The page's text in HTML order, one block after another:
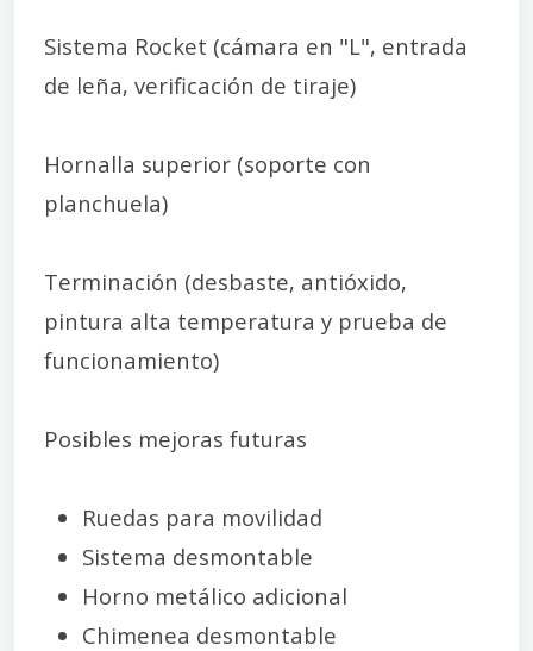
Sistema Rocket (cámara en "L", entrada
de leña, verificación de tiraje)
Hornalla superior (soporte con
planchuela)
Terminación (desbaste, antióxido,
pintura alta temperatura y prueba de
funcionamiento)
Posibles mejoras futuras
Ruedas para movilidad
Sistema desmontable
Horno metálico adicional
Chimenea desmontable